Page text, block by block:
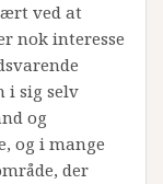
ved at
nok interesse
i sig selv
og
og i mange
der